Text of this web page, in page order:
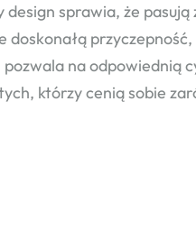
design sprawia, że
na odpowiednią
którzy cenią sobie